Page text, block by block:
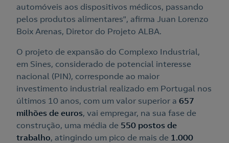
automóveis aos dispositivos médicos, passando
pelos produtos alimentares”, afirma Juan Lorenzo
Boix Arenas, Diretor do Projeto ALBA.
O projeto de expansão do Complexo Industrial,
em Sines, considerado de potencial interesse
nacional (PIN), corresponde ao maior
investimento industrial realizado em Portugal nos
últimos 10 anos, com um valor superior a 657
milhões de euros, vai empregar, na sua fase de
construção, uma média de 550 postos de
trabalho, atingindo um pico de mais de 1.000